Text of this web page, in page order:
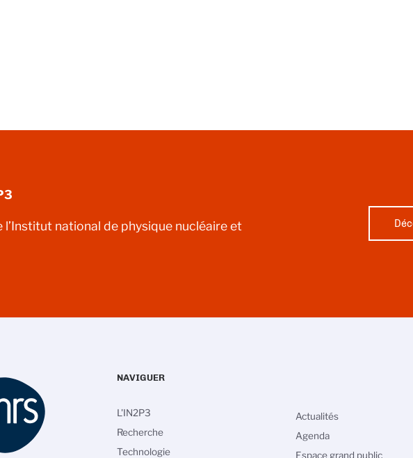
national de physique nucléaire et
NAVIGUER
L'IN2P3
Recherche
Technologie
Actualités
Agenda
Espace grand public